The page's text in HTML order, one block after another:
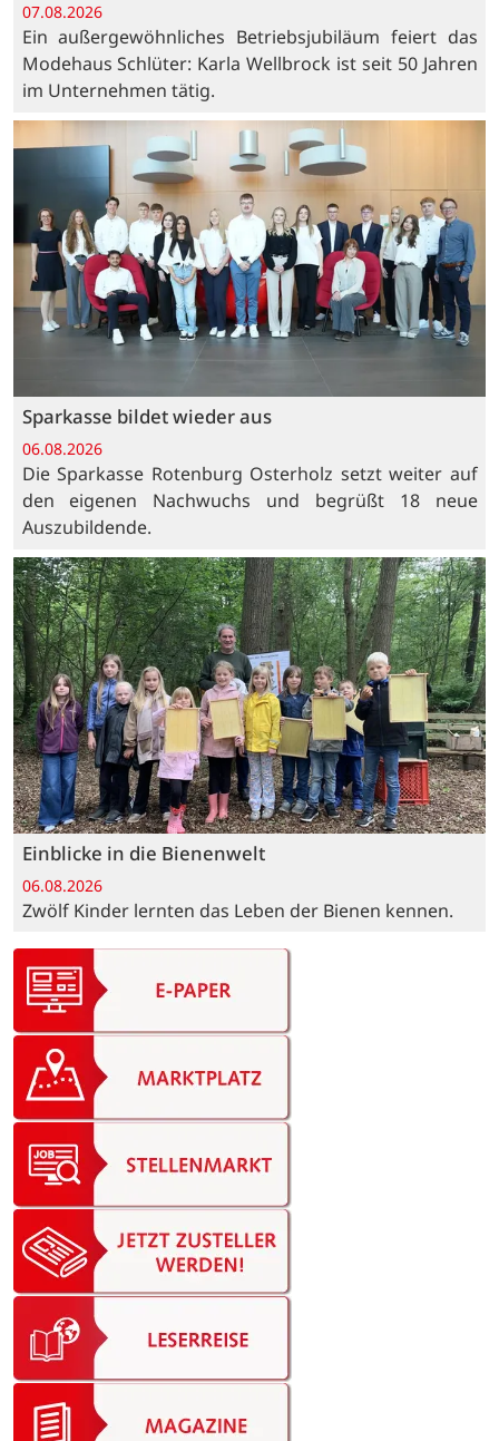
07.08.2026
Ein außergewöhnliches Betriebsjubiläum feiert das
Modehaus Schlüter: Karla Wellbrock ist seit 50 Jahren
im Unternehmen tätig.
Sparkasse bildet wieder aus
06.08.2026
Die Sparkasse Rotenburg Osterholz setzt weiter auf
den eigenen Nachwuchs und begrüßt 18 neue
Auszubildende.
Einblicke in die Bienenwelt
06.08.2026
Zwölf Kinder lernten das Leben der Bienen kennen.